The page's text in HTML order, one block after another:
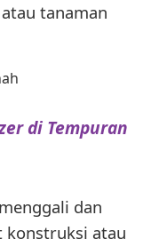
tanaman
di Tempuran
dan
konstruksi atau